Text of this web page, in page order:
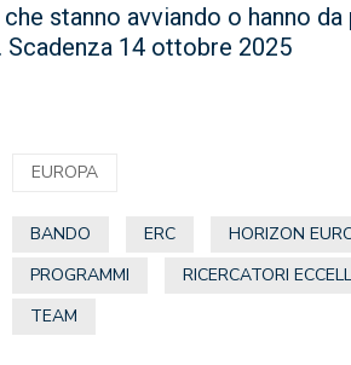
stanno avviando o hanno
14 ottobre 2025
EUROPA
BANDO ERC HORIZON
PROGRAMMI
RICERCATORI
TEAM